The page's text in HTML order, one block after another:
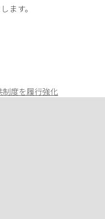
ます。
度を履行強化